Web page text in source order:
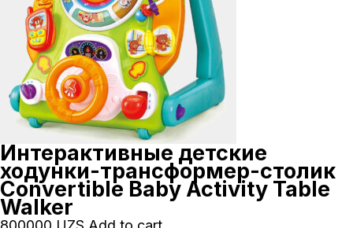
Интерактивные детские
ходунки-трансформер-столик
Convertible Baby Activity Table
Walker